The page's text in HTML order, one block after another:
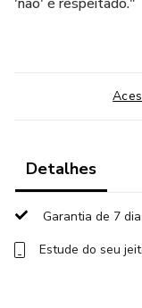
Detalhes
Garantia de 7
Estude do seu